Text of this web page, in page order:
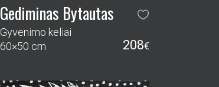
Gediminas Bytautas
Gyvenimo keliai
60×50 cm
208€